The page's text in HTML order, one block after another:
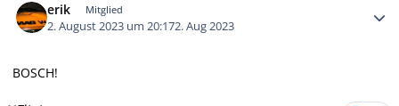
erik Mitglied
2. August 2023 um 20:172. Aug 2023
BOSCH!